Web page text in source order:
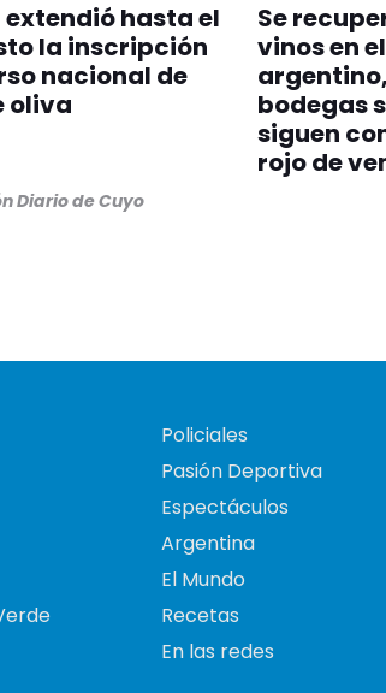
hasta el
la inscripción
nacional de
oliva
Diario de Cuyo
Se
vinos en
bodegas
siguen
rojo de
Policiales
Pasión Deportiva
Espectáculos
Argentina
El Mundo
Recetas
En las redes